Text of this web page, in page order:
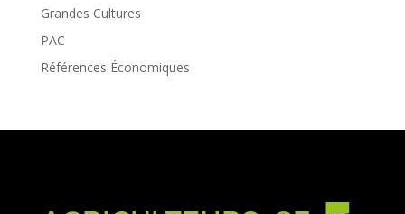
Grandes Cultures
PAC
Références Économiques